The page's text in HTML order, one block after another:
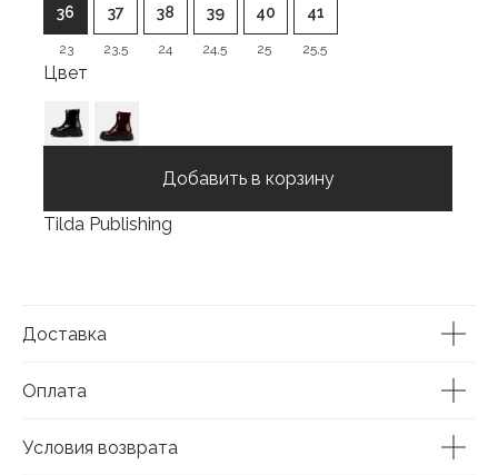
23 23,5 24 24,5 25 25,5
39 41
40
36 37 38
Цвет
Добавить в корзину
Tilda Publishing
Доставка
Оплата
Условия возврата